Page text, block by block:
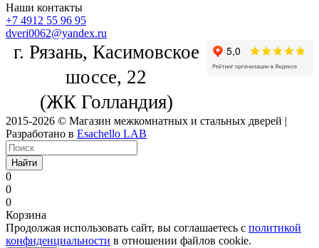
Наши контакты
+7 4912 55 96 95
dveri0062@yandex.ru
г. Рязань, Касимовское
шоссе, 22
(ЖК Голландия)
2015-2026 © Магазин межкомнатных и стальных дверей |
Разработано в Esachello LAB
Найти
0
0
0
Корзина
Продолжая использовать сайт, вы соглашаетесь с политикой
конфиденциальности в отношении файлов cookie.